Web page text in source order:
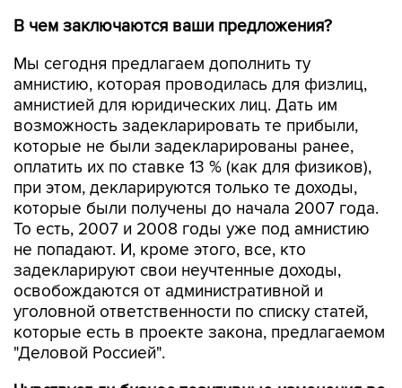
В чем заключаются ваши предложения?
Мы сегодня предлагаем дополнить ту
амнистию, которая проводилась для физлиц,
амнистией для юридических лиц. Дать им
возможность задекларировать те прибыли,
которые не были задекларированы ранее,
оплатить их по ставке 13 % (как для физиков),
при этом, декларируются только те доходы,
которые были получены до начала 2007 года.
То есть, 2007 и 2008 годы уже под амнистию
не попадают. И, кроме этого, все, кто
задекларируют свои неучтенные доходы,
освобождаются от административной и
уголовной ответственности по списку статей,
которые есть в проекте закона, предлагаемом
"Деловой Россией".